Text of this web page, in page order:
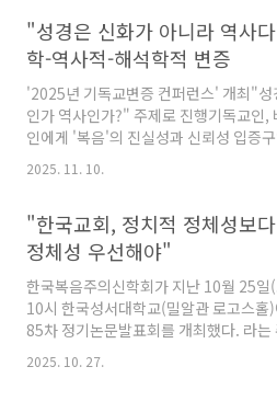
제목으로, 양준석 박사(국민대 교수)가
으로 발표했다. 두 발제자의 발표 내용을
로 나눠 요약해서 정리한다' 교회 내 지역
떻게 극복할 것인가 이은선 박사(안양대
은선 박사는 '교회 내 지역주의, 어떻게
인가'라는 제목의 발표에서 한국 교회의
막을 수 있는 유일한 길은 '지역과 지엽적
"성경은 신화가 아니라 역사
학-역사적-해석학적 변증
'2025년 기독교변증 컨퍼런스' 개최"성
인가 역사인가?" 주제로 진행기독교인,
인에게 '복음'의 진실성과 신뢰성 입증
학적-역사적-해석학적 입장에서 증명창
소포타미아 신화에서 볼 수 없는 하나님
스린 인물 복음을 어떻게 전해야 할지
있는 기독교인뿐만 아니라 신구약 성경
이야기를 신화로 생각하고 있는 비기독
한 기독교변증 컨퍼런스가 올해도 개최
주 서문교회(담임:박명룡 목사)는 지난
(토) 오전 10시 서문교회에서 기독교변
구소(소장:박명룡 목사)와 변증전도연구
2025. 11. 10.
"한국교회, 정치적 정체성보
정체성 우선해야"
한국복음주의신학회가 지난 10월 25일
10시 한국성서대학교(밀알관 로고스홀)
85차 정기논문발표회를 개최했다. 라는
진행된 이번 논문발표회에서는 신원하
기독교윤리연구원 원장)가 주제발표를
2025. 10. 27.